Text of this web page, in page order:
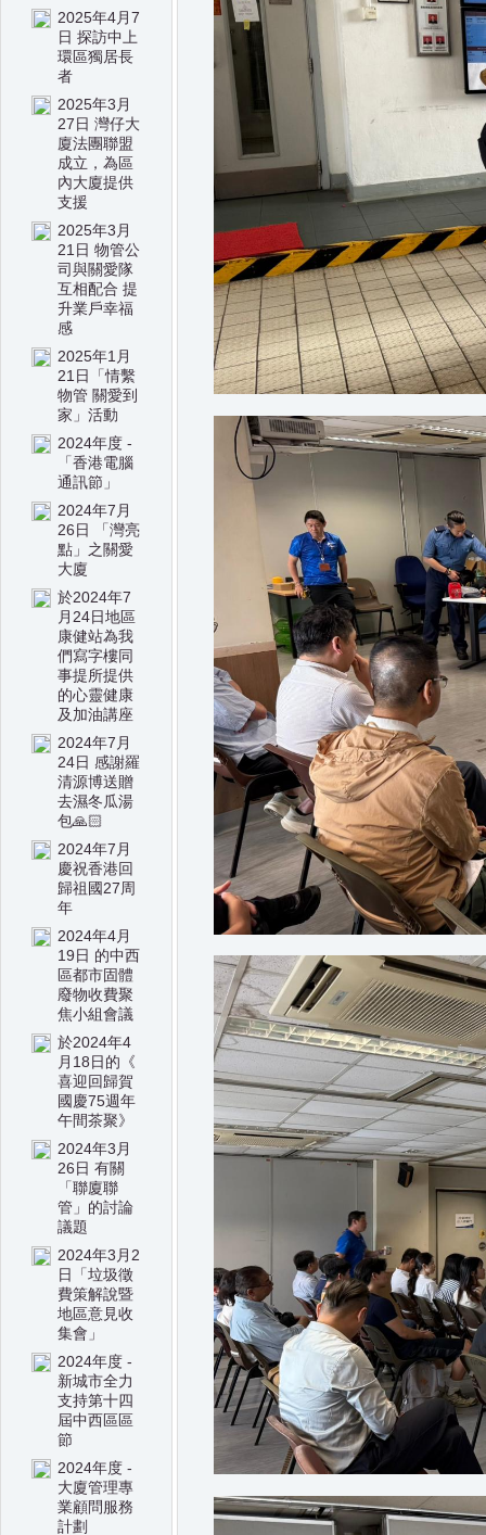
2025年4月7
日 探訪中上
環區獨居長
者
2025年3月
27日 灣仔大
廈法團聯盟
成立，為區
內大廈提供
支援
2025年3月
21日 物管公
司與關愛隊
互相配合 提
升業戶幸福
感
2025年1月
21日「情繫
物管 關愛到
家」活動
2024年度 -
「香港電腦
通訊節」
2024年7月
26日 「灣亮
點」之關愛
大廈
於2024年7
月24日地區
康健站為我
們寫字樓同
事提所提供
的心靈健康
及加油講座
2024年7月
24日 感謝羅
清源博送贈
去濕冬瓜湯
包🙏🏻
2024年7月
慶祝香港回
歸祖國27周
年
2024年4月
19日 的中西
區都市固體
廢物收費聚
焦小組會議
於2024年4
月18日的《
喜迎回歸賀
國慶75週年
午間茶聚》
2024年3月
26日 有關
「聯廈聯
管」的討論
議題
2024年3月2
日「垃圾徵
費策解說暨
地區意見收
集會」
2024年度 -
新城市全力
支持第十四
屆中西區區
節
2024年度 -
大廈管理專
業顧問服務
計劃